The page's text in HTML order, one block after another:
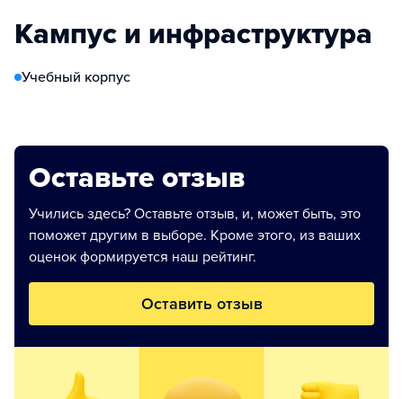
Кампус и инфраструктура
Учебный корпус
Оставьте отзыв
Учились здесь? Оставьте отзыв, и, может быть, это
поможет другим в выборе. Кроме этого, из ваших
оценок формируется наш рейтинг.
Оставить отзыв